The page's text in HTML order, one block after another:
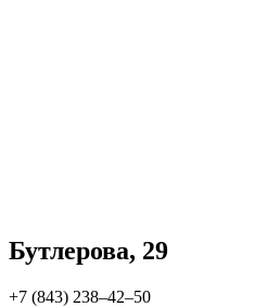
Бутлерова, 29
+7 (843) 238‒42‒50